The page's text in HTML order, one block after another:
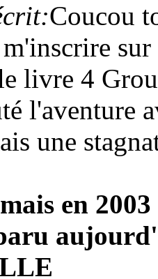
Coucou
livre 4
l'aventure
une
en